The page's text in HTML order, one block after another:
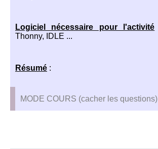
Logiciel nécessaire pour l'activité
Thonny, IDLE ...
Résumé :
MODE COURS (cacher les questions)